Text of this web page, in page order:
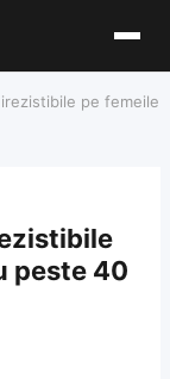
pe femeile
peste 40